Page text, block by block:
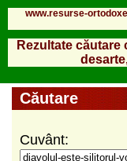
www.resurse-
Rezultate
Căutare
Cuvânt: